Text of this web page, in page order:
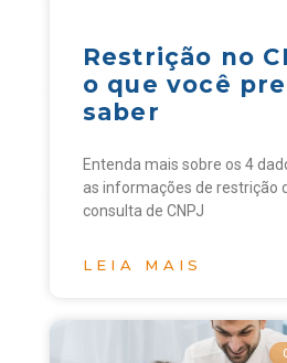
Restrição no
o que você
saber
Entenda mais sobre os 4
as informações de restrição
consulta de CNPJ
LEIA MAIS